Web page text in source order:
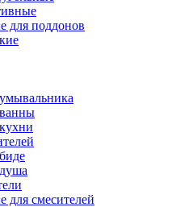
для поддонов
смесителей